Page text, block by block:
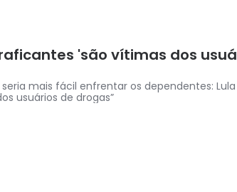
'são vítimas dos
mais fácil enfrentar os dependentes:
usuários de drogas”